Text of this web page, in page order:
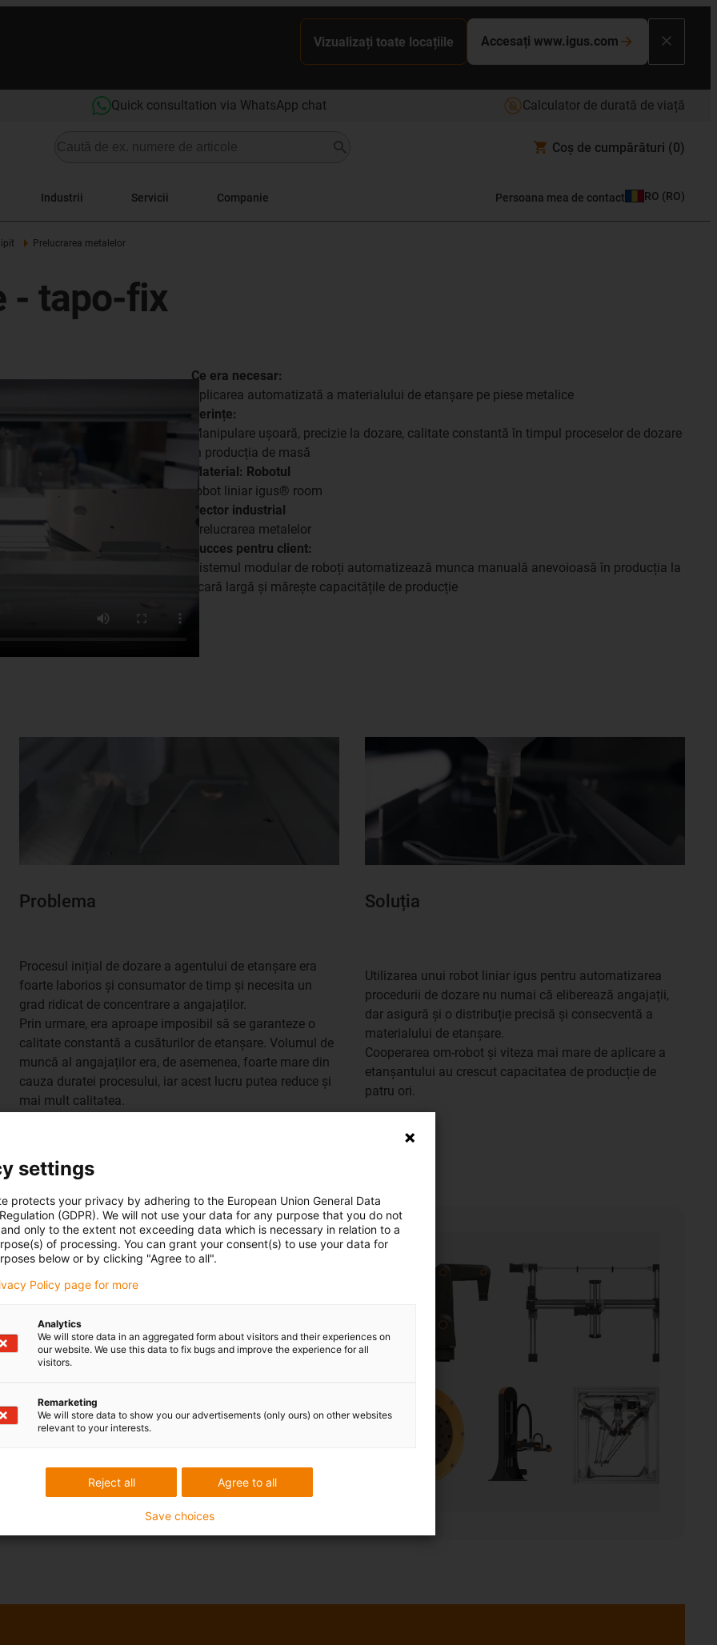
Vizualizați toate locațiile Accesați www.igus.com
Quick consultation via WhatsApp chat Calculator de durată de viață
Coș de cumpărături (0)
Industrii Servicii Companie Persoana mea de contact RO (RO)
Prelucrarea metalelor
- tapo-fix
Ce era necesar:
Aplicarea automatizată a materialului de etanșare pe piese metalice
Cerințe:
Manipulare ușoară, precizie la dozare, calitate constantă în timpul proceselor de dozare
în producția de masă
Material: Robotul
robot liniar igus® room
Sector industrial
Prelucrarea metalelor
Succes pentru client:
Sistemul modular de roboți automatizează munca manuală anevoioasă în producția la
scară largă și mărește capacitățile de producție
Problema
Procesul inițial de dozare a agentului de etanșare era
foarte laborios și consumator de timp și necesita un
grad ridicat de concentrare a angajaților.
Prin urmare, era aproape imposibil să se garanteze o
calitate constantă a cusăturilor de etanșare. Volumul de
muncă al angajaților era, de asemenea, foarte mare din
cauza duratei procesului, iar acest lucru putea reduce și
mai mult calitatea.
Soluția
Utilizarea unui robot liniar igus pentru automatizarea
procedurii de dozare nu numai că eliberează angajații,
dar asigură și o distribuție precisă și consecventă a
materialului de etanșare.
Cooperarea om-robot și viteza mai mare de aplicare a
etanșantului au crescut capacitatea de producție de
patru ori.
costuri
pentru
în
settings
protects your privacy by adhering to the European Union General Data
(GDPR). We will not use your data for any purpose that you do not
only to the extent not exceeding data which is necessary in relation to a
of processing. You can grant your consent(s) to use your data for
below or by clicking "Agree to all".
Policy page for more
Analytics
We will store data in an aggregated form about visitors and their experiences on
our website. We use this data to fix bugs and improve the experience for all
visitors.
Remarketing
We will store data to show you our advertisements (only ours) on other websites
relevant to your interests.
Agree to all
Reject all
Save choices